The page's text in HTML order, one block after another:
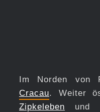
Im Norden von
Cracau. Weiter
Zipkeleben und